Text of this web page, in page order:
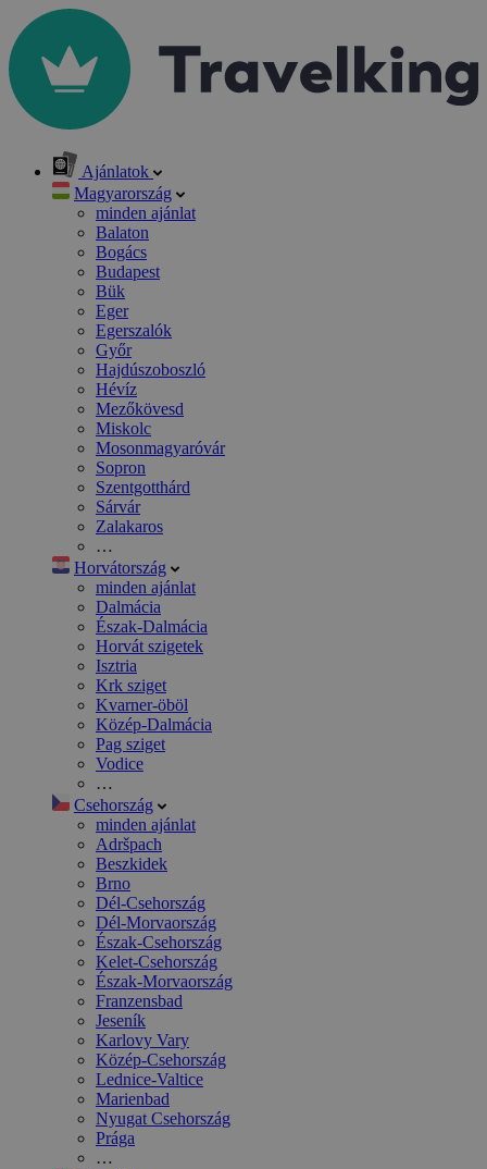
Ajánlatok
Magyarország
minden ajánlat
Balaton
Bogács
Budapest
Bük
Eger
Egerszalók
Győr
Hajdúszoboszló
Hévíz
Mezőkövesd
Miskolc
Mosonmagyaróvár
Sopron
Szentgotthárd
Sárvár
Zalakaros
…
Horvátország
minden ajánlat
Dalmácia
Észak-Dalmácia
Horvát szigetek
Isztria
Krk sziget
Kvarner-öböl
Közép-Dalmácia
Pag sziget
Vodice
…
Csehország
minden ajánlat
Adršpach
Beszkidek
Brno
Dél-Csehország
Dél-Morvaország
Észak-Csehország
Kelet-Csehország
Észak-Morvaország
Franzensbad
Jeseník
Karlovy Vary
Közép-Csehország
Lednice-Valtice
Marienbad
Nyugat Csehország
Prága
…